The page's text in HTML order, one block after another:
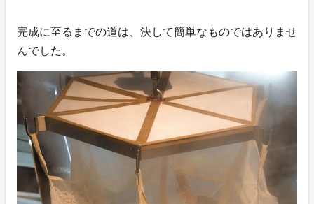
完成に至るまでの道は、決して簡単なものではありませ
んでした。